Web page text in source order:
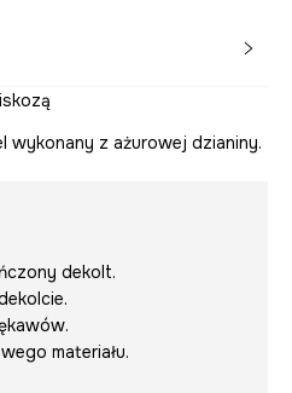
wykonany z ażurowej dzianiny.
dekolt.
materiału.